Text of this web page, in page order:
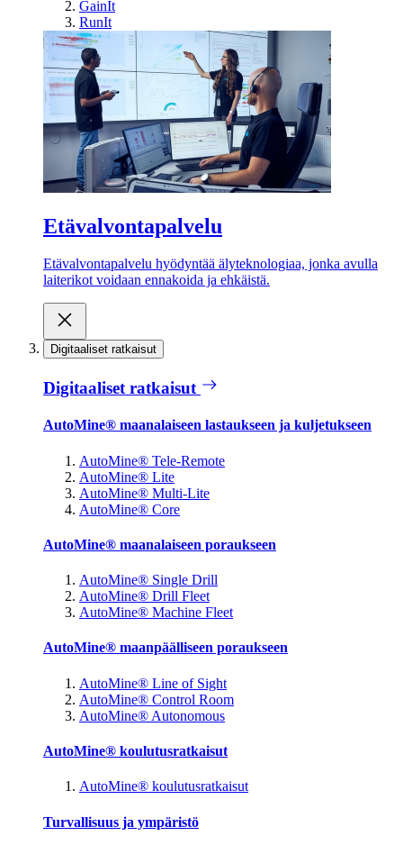
GainIt
RunIt
Etävalvontapalvelu
Etävalvontapalvelu hyödyntää älyteknologiaa, jonka avulla
laiterikot voidaan ennakoida ja ehkäistä.
Digitaaliset ratkaisut
Digitaaliset ratkaisut
AutoMine® maanalaiseen lastaukseen ja kuljetukseen
AutoMine® Tele-Remote
AutoMine® Lite
AutoMine® Multi-Lite
AutoMine® Core
AutoMine® maanalaiseen poraukseen
AutoMine® Single Drill
AutoMine® Drill Fleet
AutoMine® Machine Fleet
AutoMine® maanpäälliseen poraukseen
AutoMine® Line of Sight
AutoMine® Control Room
AutoMine® Autonomous
AutoMine® koulutusratkaisut
AutoMine® koulutusratkaisut
Turvallisuus ja ympäristö